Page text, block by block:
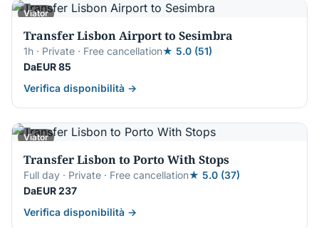
Viator
Transfer Lisbon Airport to Sesimbra
1h · Private · Free cancellation★ 5.0 (51)
DaEUR 85
Verifica disponibilità →
Viator
Transfer Lisbon to Porto With Stops
Full day · Private · Free cancellation★ 5.0 (37)
DaEUR 237
Verifica disponibilità →